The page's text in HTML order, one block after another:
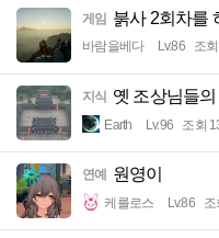
게임 붉사 2회차를
바람을베다 Lv.86 조
지식 옛 조상님들
Earth Lv.96 조회
연예 원영이
케를로스 Lv.86 조